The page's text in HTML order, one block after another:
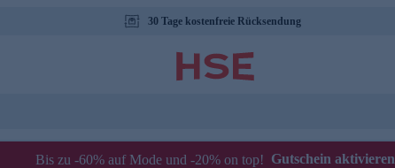
30 Tage kostenfreie Rücksendung
Bis zu -60% auf Mode und -20% on top! Gutschein aktivieren